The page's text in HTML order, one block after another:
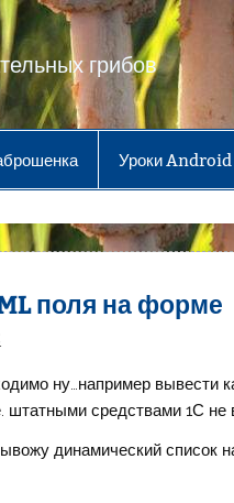
грибов
Уроки Android
поля на форме
ну…например
штатными средствами 1С
динамический список